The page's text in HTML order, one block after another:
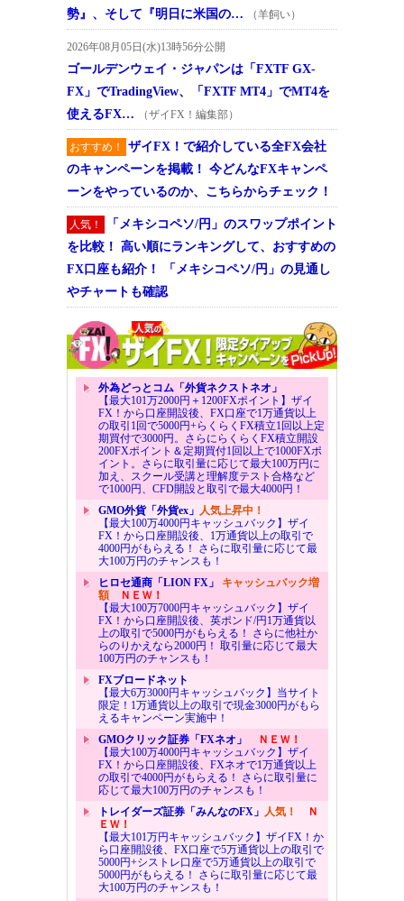
勢』、そして『明日に米国の…
（羊飼い）
2026年08月05日(水)13時56分公開
ゴールデンウェイ・ジャパンは「FXTF GX-
FX」でTradingView、「FXTF MT4」でMT4を
使えるFX…
（ザイFX！編集部）
おすすめ！
ザイFX！で紹介している全FX会社
のキャンペーンを掲載！ 今どんなFXキャンペ
ーンをやっているのか、こちらからチェック！
人気！
「メキシコペソ/円」のスワップポイント
を比較！ 高い順にランキングして、おすすめの
FX口座も紹介！ 「メキシコペソ/円」の見通し
やチャートも確認
外為どっとコム「外貨ネクストネオ」
【最大101万2000円＋1200FXポイント】ザイ
FX！から口座開設後、FX口座で1万通貨以上
の取引1回で5000円+らくらくFX積立1回以上定
期買付で3000円。さらにらくらくFX積立開設
200FXポイント＆定期買付1回以上で1000FXポ
イント。さらに取引量に応じて最大100万円に
加え、スクール受講と理解度テスト合格など
で1000円、CFD開設と取引で最大4000円！
GMO外貨「外貨ex」 人気上昇中！
【最大100万4000円キャッシュバック】ザイ
FX！から口座開設後、1万通貨以上の取引で
4000円がもらえる！ さらに取引量に応じて最
大100万円のチャンスも！
ヒロセ通商「LION FX」 キャッシュバック増
額ＮＥＷ！
【最大100万7000円キャッシュバック】ザイ
FX！から口座開設後、英ポンド/円1万通貨以
上の取引で5000円がもらえる！ さらに他社か
らのりかえなら2000円！ 取引量に応じて最大
100万円のチャンスも！
FXブロードネット
【最大6万3000円キャッシュバック】当サイト
限定！1万通貨以上の取引で現金3000円がもら
えるキャンペーン実施中！
GMOクリック証券「FXネオ」
ＮＥＷ！
【最大100万4000円キャッシュバック】ザイ
FX！から口座開設後、FXネオで1万通貨以上
の取引で4000円がもらえる！ さらに取引量に
応じて最大100万円のチャンスも！
トレイダーズ証券「みんなのFX」 人気！
Ｎ
ＥＷ！
【最大101万円キャッシュバック】ザイFX！か
ら口座開設後、FX口座で5万通貨以上の取引で
5000円+シストレ口座で5万通貨以上の取引で
5000円がもらえる！ さらに取引量に応じて最
大100万円のチャンスも！